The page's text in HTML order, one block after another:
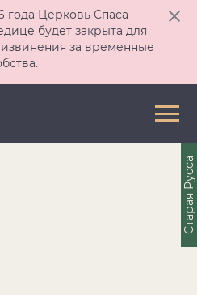
года Церковь Спаса
будет закрыта для
за временные
Старая Русса